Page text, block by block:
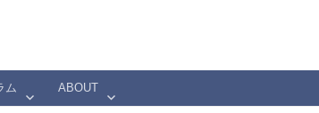
ム ABOUT